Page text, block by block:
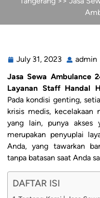
July 31, 2023 admin
Jasa Sewa Ambulance
Layanan Staff Handal
Pada kondisi genting,
krisis medis, kecelakaan
yang lain, punya akses
merupakan penyuplai
Anda, yang tawarkan
tanpa batasan saat Anda
DAFTAR ISI